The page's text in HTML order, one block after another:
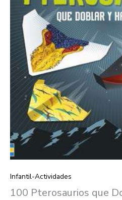
Infantil-Actividades
100 Pterosaurios que